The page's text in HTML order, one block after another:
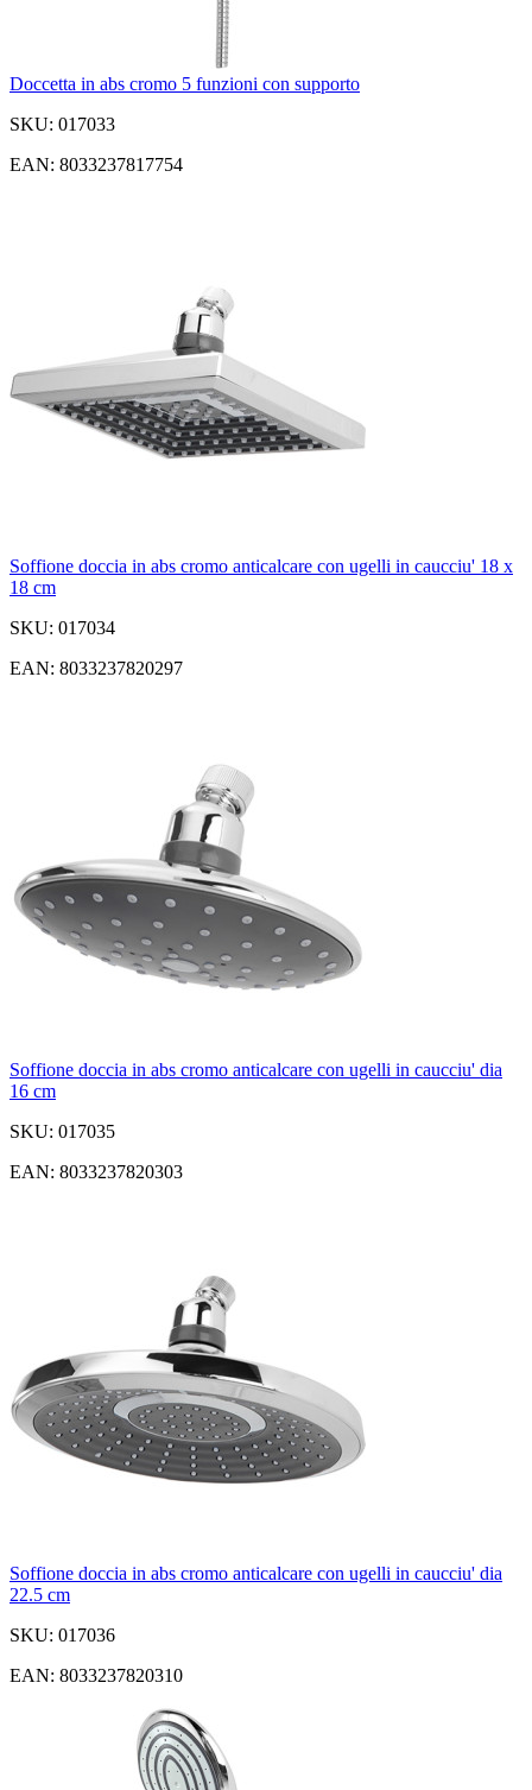
Doccetta in abs cromo 5 funzioni con supporto
SKU: 017033
EAN: 8033237817754
Soffione doccia in abs cromo anticalcare con ugelli in caucciu' 18 x
18 cm
SKU: 017034
EAN: 8033237820297
Soffione doccia in abs cromo anticalcare con ugelli in caucciu' dia
16 cm
SKU: 017035
EAN: 8033237820303
Soffione doccia in abs cromo anticalcare con ugelli in caucciu' dia
22.5 cm
SKU: 017036
EAN: 8033237820310